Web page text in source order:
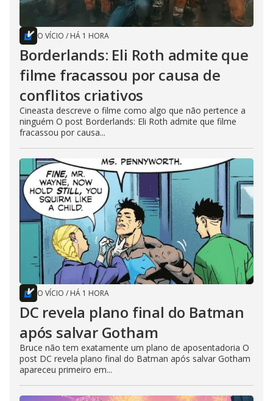
O VÍCIO / HÁ 1 HORA
Borderlands: Eli Roth admite que
filme fracassou por causa de
conflitos criativos
Cineasta descreve o filme como algo que não pertence a
ninguém O post Borderlands: Eli Roth admite que filme
fracassou por causa...
O VÍCIO / HÁ 1 HORA
DC revela plano final do Batman
após salvar Gotham
Bruce não tem exatamente um plano de aposentadoria O
post DC revela plano final do Batman após salvar Gotham
apareceu primeiro em...